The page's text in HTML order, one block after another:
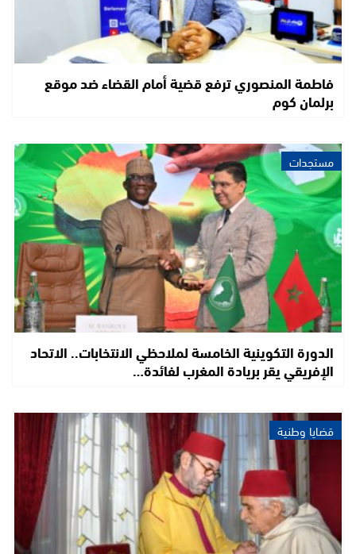
فاطمة المنصوري ترفع قضية أمام القضاء ضد موقع
برلمان كوم
مستجدات
الدورة التكوينية الخامسة لملاحظي الانتخابات.. الاتحاد
الإفريقي يقر بريادة المغرب لفائدة…
قضايا وطنية